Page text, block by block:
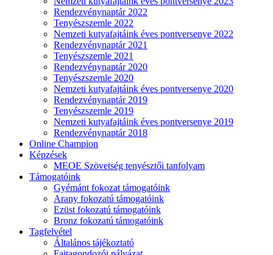
Rendezvénynaptár 2022
Tenyészszemle 2022
Nemzeti kutyafajtáink éves pontversenye 2022
Rendezvénynaptár 2021
Tenyészszemle 2021
Rendezvénynaptár 2020
Tenyészszemle 2020
Nemzeti kutyafajtáink éves pontversenye 2020
Rendezvénynaptár 2019
Tenyészszemle 2019
Nemzeti kutyafajtáink éves pontversenye 2019
Rendezvénynaptár 2018
Online Champion
Képzések
MEOE Szövetség tenyésztői tanfolyam
Támogatóink
Gyémánt fokozat támogatóink
Arany fokozatú támogatóink
Ezüst fokozatú támogatóink
Bronz fokozatú támogatóink
Tagfelvétel
Általános tájékoztató